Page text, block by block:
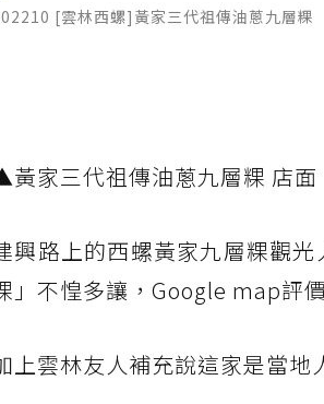
[雲林西螺]黃家三代祖傳油蔥九層粿
家三代祖傳油蔥九層粿 店面
興路上的西螺黃家九層粿觀
」不惶多讓，Google map評
上雲林友人補充說這家是當